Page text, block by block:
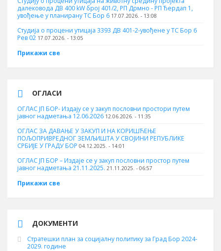
далековода ДВ 400 kW број 401/2, РП Дрмно - РП Ђердап 1,
увођење у планирану ТС Бор 6 17.07.2026. - 13:08
Студија о процени утицаја 3393 ДВ 401-2-увођене у ТС Бор 6
Рев 02 17.07.2026. - 13:05
Прикажи све
ОГЛАСИ
ОГЛАС ЈП БОР- Издају се у закуп пословни простори путем
јавног надметања 12.06.2026 12.06.2026. - 11:35
ОГЛАС ЗА ДАВАЊЕ У ЗАКУП И НА КОРИШЋЕЊЕ
ПОЉОПРИВРЕДНОГ ЗЕМЉИШТА У СВОЈИНИ РЕПУБЛИКЕ
СРБИЈЕ У ГРАДУ БОР 04.12.2025. - 14:01
ОГЛАС ЈП БОР – Издаје се у закуп пословни простор путем
јавног надметања 21.11.2025. 21.11.2025. - 06:57
Прикажи све
ДОКУМЕНТИ
Стратешки план за социјалну политику за Град Бор 2024-
2029. године